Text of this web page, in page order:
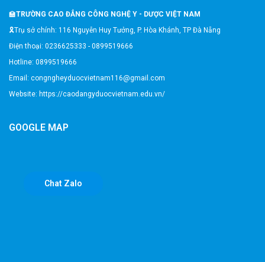
🏫TRƯỜNG CAO ĐẲNG CÔNG NGHỆ Y - DƯỢC VIỆT NAM
🎗️Trụ sở chính: 116 Nguyễn Huy Tưởng, P. Hòa Khánh, TP Đà Nẵng
Điện thoại: 0236625333 - 0899519666
Hotline: 0899519666
Email: congngheyduocvietnam116@gmail.com
Website: https://caodangyduocvietnam.edu.vn/
GOOGLE MAP
Chat Zalo